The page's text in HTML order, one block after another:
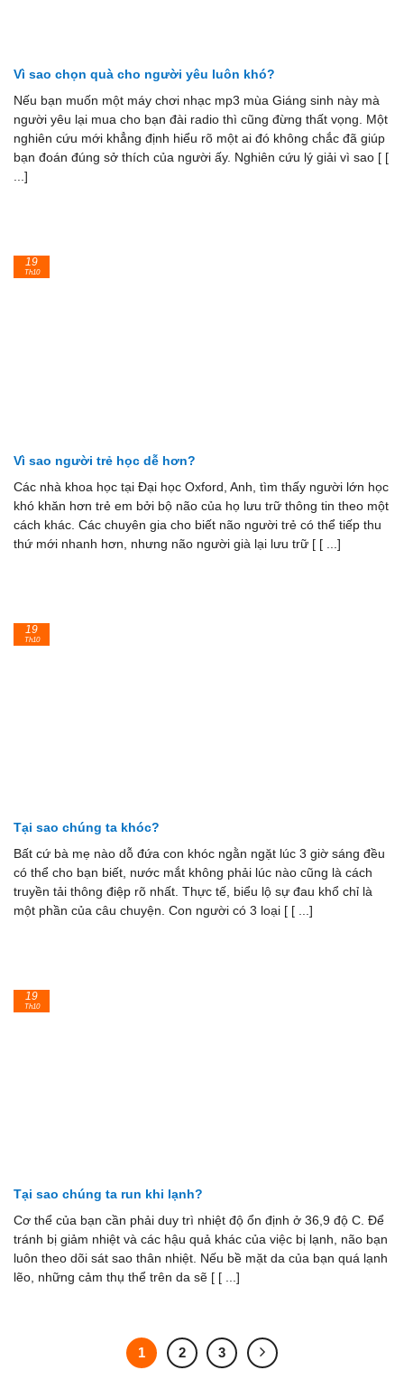
Vì sao chọn quà cho người yêu luôn khó?
Nếu bạn muốn một máy chơi nhạc mp3 mùa Giáng sinh này mà
người yêu lại mua cho bạn đài radio thì cũng đừng thất vọng. Một
nghiên cứu mới khẳng định hiểu rõ một ai đó không chắc đã giúp
bạn đoán đúng sở thích của người ấy. Nghiên cứu lý giải vì sao [ [
...]
Vì sao người trẻ học dễ hơn?
Các nhà khoa học tại Đại học Oxford, Anh, tìm thấy người lớn học
khó khăn hơn trẻ em bởi bộ não của họ lưu trữ thông tin theo một
cách khác. Các chuyên gia cho biết não người trẻ có thể tiếp thu
thứ mới nhanh hơn, nhưng não người già lại lưu trữ [ [ ...]
19
Th10
Tại sao chúng ta khóc?
Bất cứ bà mẹ nào dỗ đứa con khóc ngằn ngặt lúc 3 giờ sáng đều
có thể cho bạn biết, nước mắt không phải lúc nào cũng là cách
truyền tải thông điệp rõ nhất. Thực tế, biểu lộ sự đau khổ chỉ là
một phần của câu chuyện. Con người có 3 loại [ [ ...]
19
Th10
Tại sao chúng ta run khi lạnh?
Cơ thể của bạn cần phải duy trì nhiệt độ ổn định ở 36,9 độ C. Để
tránh bị giảm nhiệt và các hậu quả khác của việc bị lạnh, não bạn
luôn theo dõi sát sao thân nhiệt. Nếu bề mặt da của bạn quá lạnh
lẽo, những cảm thụ thể trên da sẽ [ [ ...]
19
Th10
1 2 3